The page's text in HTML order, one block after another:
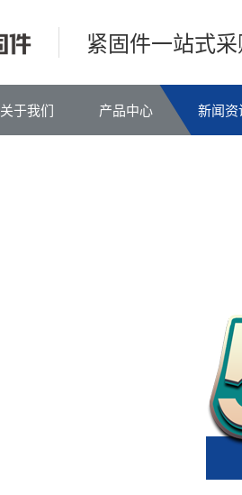
紧固件一站式
关于我们 产品中心 新闻资
工
品